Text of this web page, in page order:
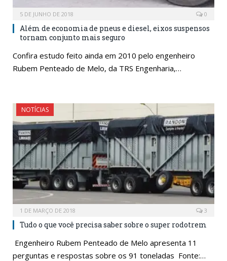
5 DE JUNHO DE 2018 0
Além de economia de pneus e diesel, eixos suspensos
tornam conjunto mais seguro
Confira estudo feito ainda em 2010 pelo engenheiro
Rubem Penteado de Melo, da TRS Engenharia,…
NOTÍCIAS
1 DE MARÇO DE 2018 3
Tudo o que você precisa saber sobre o super rodotrem
Engenheiro Rubem Penteado de Melo apresenta 11
perguntas e respostas sobre os 91 toneladas Fonte:…